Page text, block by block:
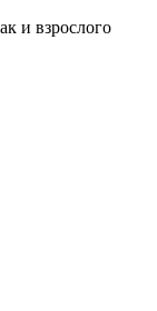
и взрослого